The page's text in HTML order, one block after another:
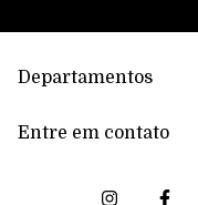
Departamentos
Entre em contato